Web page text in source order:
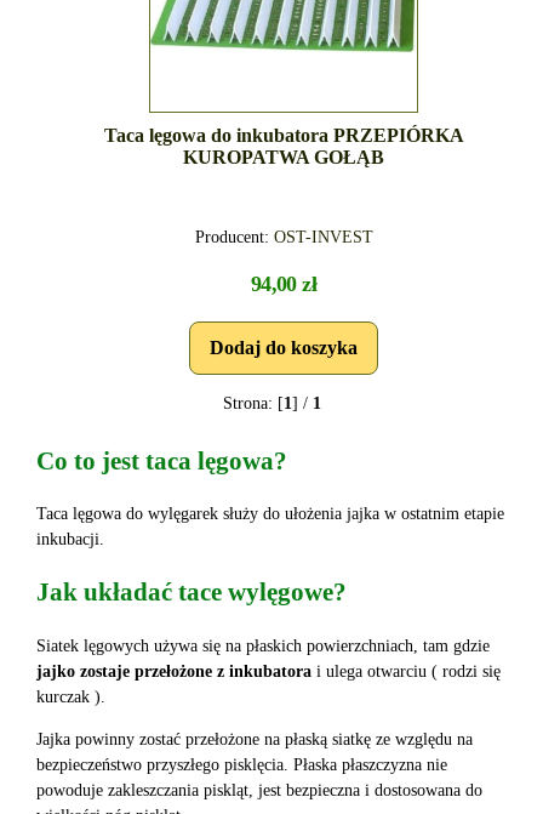
Taca lęgowa do inkubatora PRZEPIÓRKA
KUROPATWA GOŁĄB
Producent: OST-INVEST
94,00 zł
Strona: [1] / 1
Co to jest taca lęgowa?
Taca lęgowa do wylęgarek służy do ułożenia jajka w ostatnim etapie
inkubacji.
Jak układać tace wylęgowe?
Siatek lęgowych używa się na płaskich powierzchniach, tam gdzie
jajko zostaje przełożone z inkubatora i ulega otwarciu ( rodzi się
kurczak ).
Jajka powinny zostać przełożone na płaską siatkę ze względu na
bezpieczeństwo przyszłego pisklęcia. Płaska płaszczyzna nie
powoduje zakleszczania piskląt, jest bezpieczna i dostosowana do